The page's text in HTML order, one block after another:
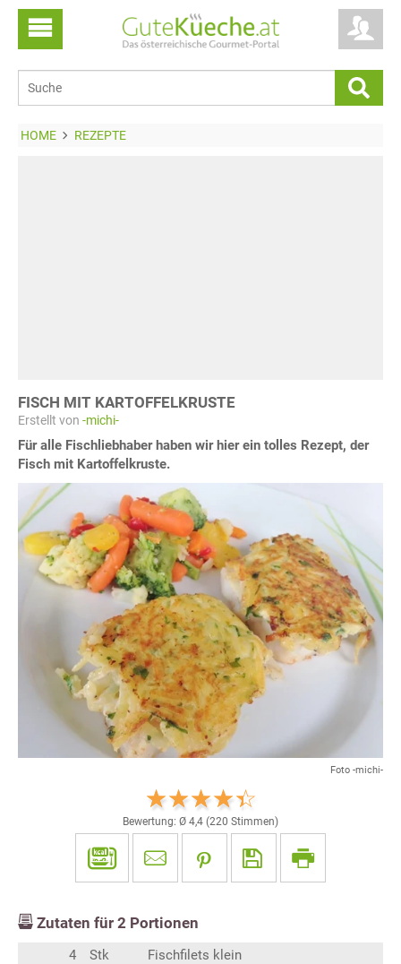
HOME REZEPTE
FISCH MIT KARTOFFELKRUSTE
Erstellt von -michi-
Für alle Fischliebhaber haben wir hier ein tolles Rezept, der
Fisch mit Kartoffelkruste.
Foto -michi-
Bewertung: Ø 4,4 (220 Stimmen)
Zutaten für 2 Portionen
4 Stk
Fischfilets klein